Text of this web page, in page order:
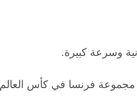
وسرعة كبيرة.
فرنسا في كأس العالم 2026.